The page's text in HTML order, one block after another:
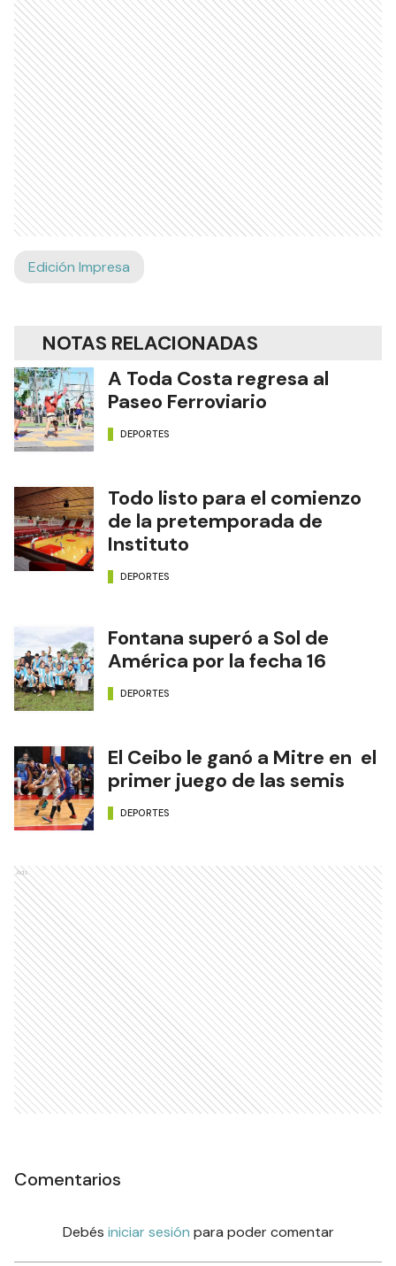
Edición Impresa
NOTAS RELACIONADAS
A Toda Costa regresa al
Paseo Ferroviario
DEPORTES
Todo listo para el comienzo
de la pretemporada de
Instituto
DEPORTES
Fontana superó a Sol de
América por la fecha 16
DEPORTES
El Ceibo le ganó a Mitre en el
primer juego de las semis
DEPORTES
Ads
Comentarios
Debés iniciar sesión para poder comentar